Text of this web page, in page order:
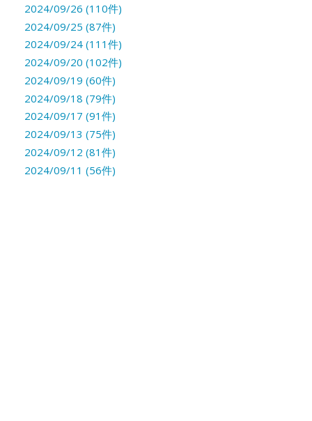
2024/09/26 (110件)
2024/09/25 (87件)
2024/09/24 (111件)
2024/09/20 (102件)
2024/09/19 (60件)
2024/09/18 (79件)
2024/09/17 (91件)
2024/09/13 (75件)
2024/09/12 (81件)
2024/09/11 (56件)